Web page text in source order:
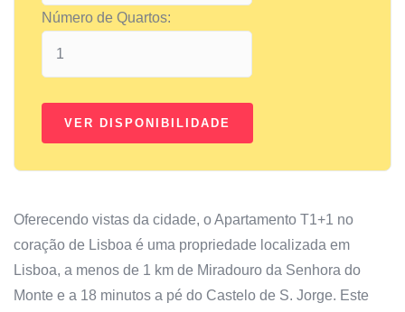
Número de Quartos:
Oferecendo vistas da cidade, o Apartamento T1+1 no
coração de Lisboa é uma propriedade localizada em
Lisboa, a menos de 1 km de Miradouro da Senhora do
Monte e a 18 minutos a pé do Castelo de S. Jorge. Este